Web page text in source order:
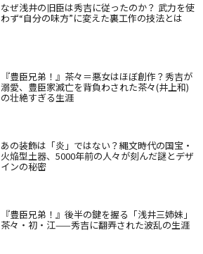
なぜ浅井の旧臣は秀吉に従ったのか？ 武力を使
わず“自分の味方”に変えた裏工作の技法とは
『豊臣兄弟！』茶々＝悪女はほぼ創作？秀吉が
溺愛、豊臣家滅亡を背負わされた茶々(井上和)
の壮絶すぎる生涯
あの装飾は「炎」ではない？縄文時代の国宝・
火焔型土器、5000年前の人々が刻んだ謎とデザ
インの秘密
『豊臣兄弟！』後半の鍵を握る「浅井三姉妹」
茶々・初・江——秀吉に翻弄された波乱の生涯